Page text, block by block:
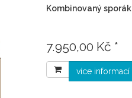
Kombinovaný sporák
7.950,00 Kč *
více informací